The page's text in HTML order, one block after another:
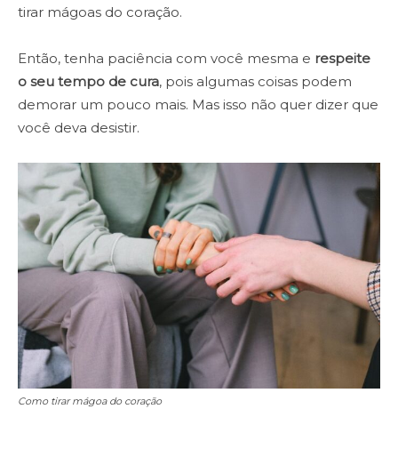
tirar mágoas do coração.
Então, tenha paciência com você mesma e respeite
o seu tempo de cura, pois algumas coisas podem
demorar um pouco mais. Mas isso não quer dizer que
você deva desistir.
Como tirar mágoa do coração